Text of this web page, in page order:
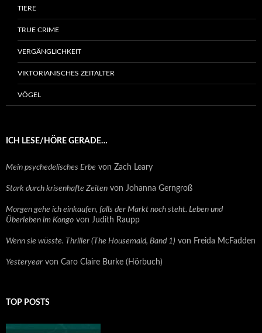
TIERE
TRUE CRIME
VERGÄNGLICHKEIT
VIKTORIANISCHES ZEITALTER
VÖGEL
ICH LESE/HÖRE GERADE…
Mein psychedelisches Erbe von Zach Leary
Stark durch krisenhafte Zeiten von Johanna Gerngroß
Morgen gehe ich einkaufen, falls der Markt noch steht. Leben und
Überleben im Kongo von Judith Raupp
Wenn sie wüsste. Thriller (The Housemaid, Band 1) von Freida McFadden
Yesteryear von Caro Claire Burke (Hörbuch)
TOP POSTS